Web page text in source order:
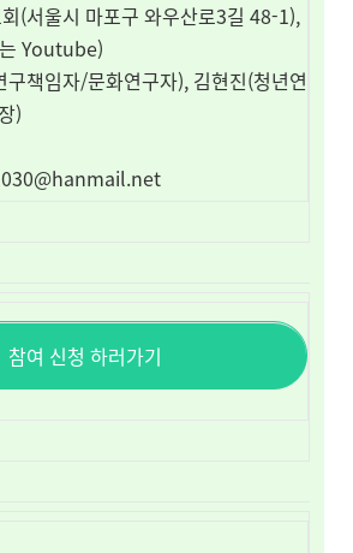
(서울시 마포구 와우산로3길 48-1),
Youtube)
책임자/문화연구자), 김현진(청년연
)
참여 신청 하러가기